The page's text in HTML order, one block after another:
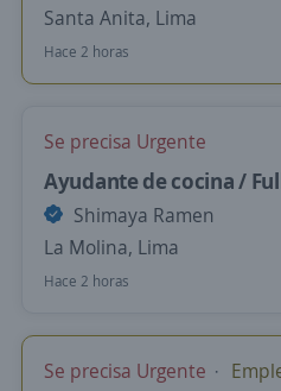
Santa Anita, Lima
Hace 2 horas
Se precisa Urgente
Ayudante de cocina /
Shimaya Ramen
La Molina, Lima
Hace 2 horas
Se precisa Urgente